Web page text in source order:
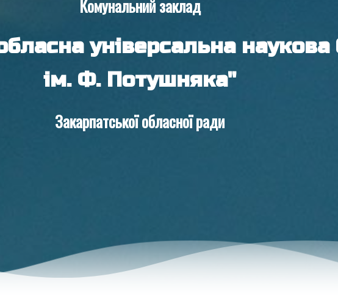
Комунальний заклад
універсальна наукова
ім. Ф. Потушняка"
Закарпатської обласної ради